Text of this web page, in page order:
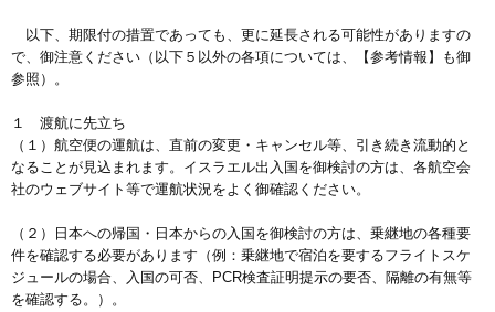
以下、期限付の措置であっても、更に延長される可能性がありますの
で、御注意ください（以下５以外の各項については、【参考情報】も御
参照）。
１ 渡航に先立ち
（１）航空便の運航は、直前の変更・キャンセル等、引き続き流動的と
なることが見込まれます。イスラエル出入国を御検討の方は、各航空会
社のウェブサイト等で運航状況をよく御確認ください。
（２）日本への帰国・日本からの入国を御検討の方は、乗継地の各種要
件を確認する必要があります（例：乗継地で宿泊を要するフライトスケ
ジュールの場合、入国の可否、PCR検査証明提示の要否、隔離の有無等
を確認する。）。